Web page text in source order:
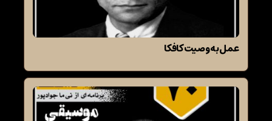
عمل به وصیت کافکا